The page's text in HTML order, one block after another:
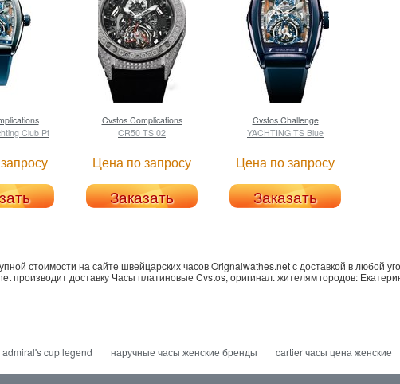
Club Pt
CvstosComplications
CR50 TS 02
Цена по запросу
Заказать
CvstosChallenge
YACHTING TS Blue
Цена по запросу
Заказать
стоимости на сайте швейцарских часов Orignalwathes.net с доставкой в любой
производит доставку Часы платиновые Cvstos, оригинал. жителям городов:
admiral's cup legend наручные часы женские бренды cartier часы цена женские